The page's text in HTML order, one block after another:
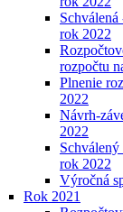
Schválená
rok 2022
rozpočtu
Plnenie
2022
Návrh-
2022
Schválený
rok 2022
Výročná
Rok 2021